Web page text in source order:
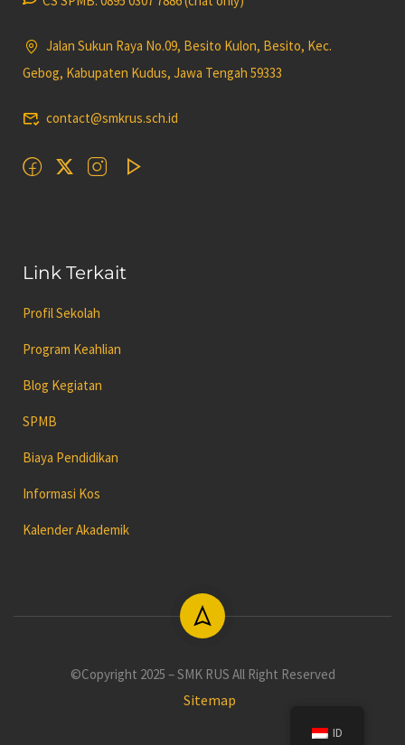
Jalan Sukun Raya No.09, Besito Kulon, Besito, Kec.
Gebog, Kabupaten Kudus, Jawa Tengah 59333
contact@smkrus.sch.id
Link Terkait
Profil Sekolah
Program Keahlian
Blog Kegiatan
SPMB
Biaya Pendidikan
Informasi Kos
Kalender Akademik
©Copyright 2025 – SMK RUS All Right Reserved
Sitemap
ID